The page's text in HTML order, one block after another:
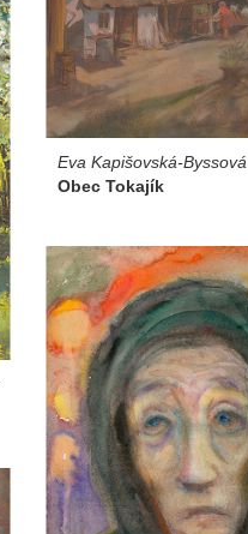
Eva Kapišovská-Byssová
Obec Tokajík